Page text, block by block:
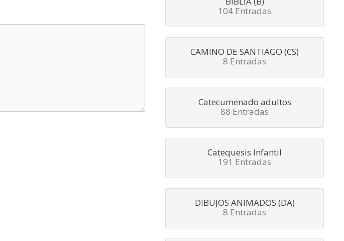
104 Entradas
CAMINO DE SANTIAGO (CS)
8 Entradas
Catecumenado adultos
88 Entradas
Catequesis Infantil
191 Entradas
DIBUJOS ANIMADOS (DA)
8 Entradas